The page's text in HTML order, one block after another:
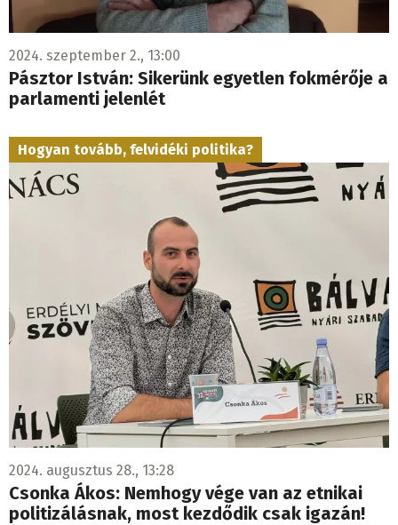
2024. szeptember 2., 13:00
Pásztor István: Sikerünk egyetlen fokmérője a
parlamenti jelenlét
Hogyan tovább, felvidéki politika?
2024. augusztus 28., 13:28
Csonka Ákos: Nemhogy vége van az etnikai
politizálásnak, most kezdődik csak igazán!